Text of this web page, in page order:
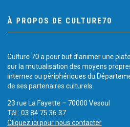
À PROPOS DE CULTURE70
Culture 70 a pour but d’animer une
sur la mutualisation des moyens
internes ou périphériques du
de ses partenaires culturels.
23 rue La Fayette – 70000 Vesoul
Tél.: 03 84 75 36 37
Cliquez ici pour nous contacter